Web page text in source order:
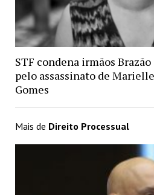
STF condena irmãos
pelo assassinato de
Gomes
Mais de Direito Processual